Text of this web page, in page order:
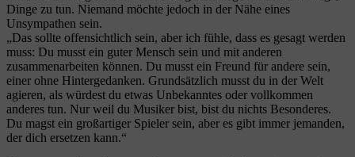
Dinge zu tun. Niemand möchte jedoch in der Nähe eines
Unsympathen sein.
„Das sollte offensichtlich sein, aber ich fühle, dass es gesagt werden
muss: Du musst ein guter Mensch sein und mit anderen
zusammenarbeiten können. Du musst ein Freund für andere sein,
einer ohne Hintergedanken. Grundsätzlich musst du in der Welt
agieren, als würdest du etwas Unbekanntes oder vollkommen
anderes tun. Nur weil du Musiker bist, bist du nichts Besonderes.
Du magst ein großartiger Spieler sein, aber es gibt immer jemanden,
der dich ersetzen kann.“